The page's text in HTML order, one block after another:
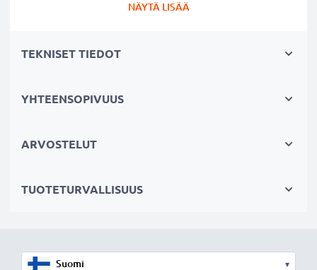
lataamiselta
Litium-tekniikka ilman vaikutusta muistiin
ylikuumenemiselta ja ylijännitteeltä
✔100% yhteensopivakorvaamaan Alcatel Idol 4
tarvikeakun korvaamista akkumalleista)
NÄYTÄ LISÄÄ
TEKNISET TIEDOT
YHTEENSOPIVUUS
ARVOSTELUT
TUOTETURVALLISUUS
▾